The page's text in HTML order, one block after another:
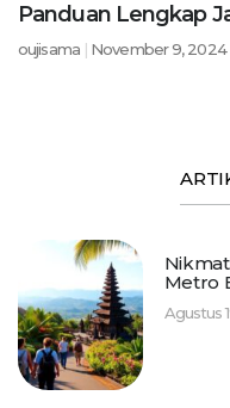
Panduan Lengkap
oujisama November 9, 2024
Metro
Agustus